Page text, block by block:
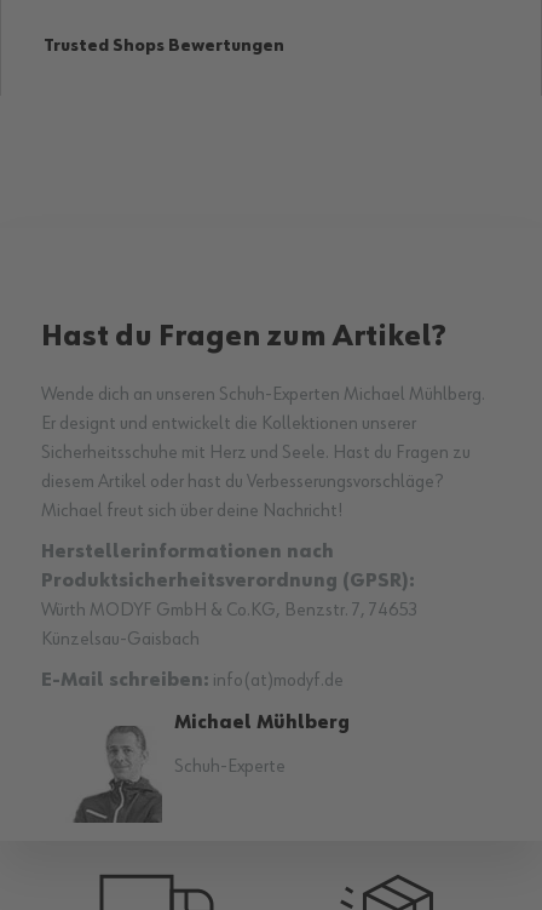
Trusted Shops Bewertungen
Hast du Fragen zum Artikel?
Wende dich an unseren Schuh-Experten Michael Mühlberg.
Er designt und entwickelt die Kollektionen unserer
Sicherheitsschuhe mit Herz und Seele. Hast du Fragen zu
diesem Artikel oder hast du Verbesserungsvorschläge?
Michael freut sich über deine Nachricht!
Herstellerinformationen nach
Produktsicherheitsverordnung (GPSR):
Würth MODYF GmbH & Co.KG, Benzstr. 7, 74653
Künzelsau-Gaisbach
E-Mail schreiben: info(at)modyf.de
Michael Mühlberg
Schuh-Experte